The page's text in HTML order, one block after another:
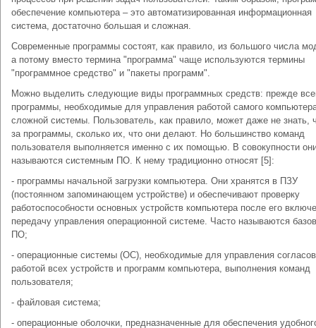
обеспечение компьютера – это автоматизированная информационная
система, достаточно большая и сложная.
Современные программы состоят, как правило, из большого числа
а потому вместо термина "программа" чаще используются термины
"программное средство" и "пакеты программ".
Можно выделить следующие виды программных средств: прежде
программы, необходимые для управления работой самого
сложной системы. Пользователь, как правило, может даже не знать,
за программы, сколько их, что они делают. Но большинство команд
пользователя выполняется именно с их помощью. В совокупности
называются системным ПО. К нему традиционно относят [5]:
- программы начальной загрузки компьютера. Они хранятся в ПЗУ
(постоянном запоминающем устройстве) и обеспечивают проверку
работоспособности основных устройств компьютера после его
передачу управления операционной системе. Часто называются
ПО;
- операционные системы (ОС), необходимые для управления
работой всех устройств и программ компьютера, выполнения команд
пользователя;
- файловая система;
- операционные оболочки, предназначенные для обеспечения